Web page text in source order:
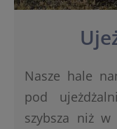
Nasze hale
pod
szybsza niż w